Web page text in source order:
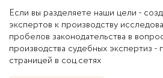
Если вы разделяете наши цели -
экспертов к производству
пробелов законодательства в
производства судебных экспертиз -
страницей в соц.сетях